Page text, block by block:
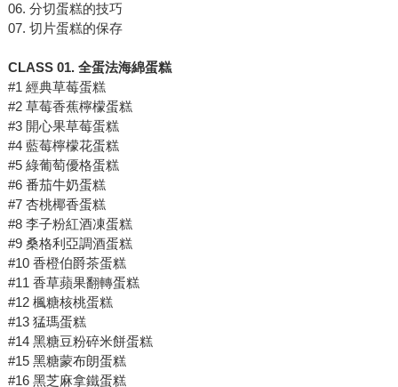
06. 分切蛋糕的技巧
07. 切片蛋糕的保存
CLASS 01. 全蛋法海綿蛋糕
#1 經典草莓蛋糕
#2 草莓香蕉檸檬蛋糕
#3 開心果草莓蛋糕
#4 藍莓檸檬花蛋糕
#5 綠葡萄優格蛋糕
#6 番茄牛奶蛋糕
#7 杏桃椰香蛋糕
#8 李子粉紅酒凍蛋糕
#9 桑格利亞調酒蛋糕
#10 香橙伯爵茶蛋糕
#11 香草蘋果翻轉蛋糕
#12 楓糖核桃蛋糕
#13 猛瑪蛋糕
#14 黑糖豆粉碎米餅蛋糕
#15 黑糖蒙布朗蛋糕
#16 黑芝麻拿鐵蛋糕